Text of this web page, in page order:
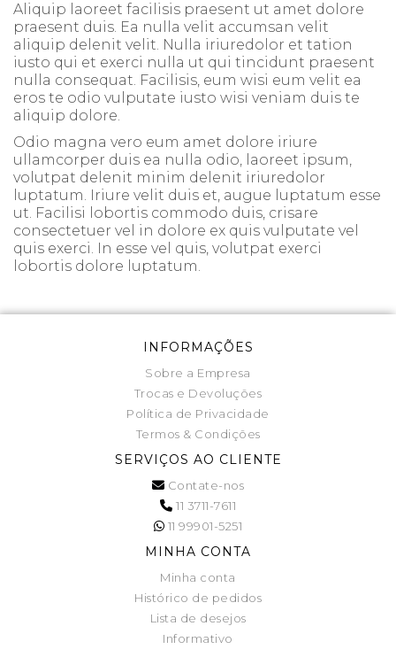
Aliquip laoreet facilisis praesent ut amet dolore
praesent duis. Ea nulla velit accumsan velit
aliquip delenit velit. Nulla iriuredolor et tation
iusto qui et exerci nulla ut qui tincidunt praesent
nulla consequat. Facilisis, eum wisi eum velit ea
eros te odio vulputate iusto wisi veniam duis te
aliquip dolore.
Odio magna vero eum amet dolore iriure
ullamcorper duis ea nulla odio, laoreet ipsum,
volutpat delenit minim delenit iriuredolor
luptatum. Iriure velit duis et, augue luptatum esse
ut. Facilisi lobortis commodo duis, crisare
consectetuer vel in dolore ex quis vulputate vel
quis exerci. In esse vel quis, volutpat exerci
lobortis dolore luptatum.
INFORMAÇÕES
Sobre a Empresa
Trocas e Devoluções
Política de Privacidade
Termos & Condições
SERVIÇOS AO CLIENTE
Contate-nos
11 3711-7611
11 99901-5251
MINHA CONTA
Minha conta
Histórico de pedidos
Lista de desejos
Informativo